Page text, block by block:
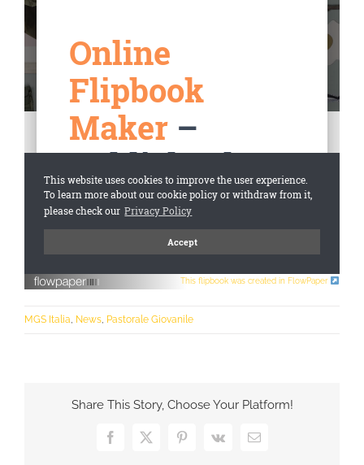
This flipbook was created in FlowPaper
MGS Italia News Pastorale Giovanile
Share This Story, Choose Your Platform!
Facebook
X Pinterest
Vk Email